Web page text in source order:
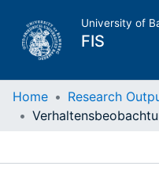
University of
FIS
Home
Home Research